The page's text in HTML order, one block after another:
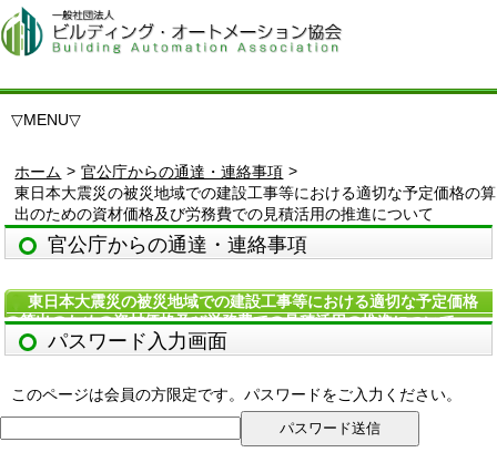
▽MENU▽
ホーム > 官公庁からの通達・連絡事項 >
東日本大震災の被災地域での建設工事等における適切な予定価格の算
出のための資材価格及び労務費での見積活用の推進について
官公庁からの通達・連絡事項
東日本大震災の被災地域での建設工事等における適切な予定価格
の算出のための資材価格及び労務費での見積活用の推進について
パスワード入力画面
このページは会員の方限定です。パスワードをご入力ください。